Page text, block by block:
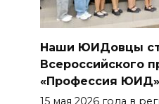
Наши ЮИДовцы
Всероссийского
«Профессия ЮИД»
15 мая 2026 года в